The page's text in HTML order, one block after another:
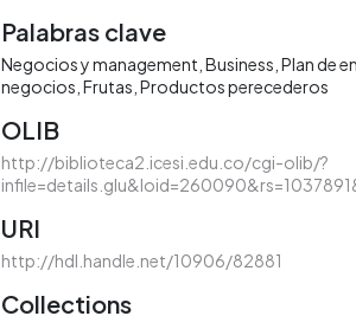
Palabras clave
Negocios y management Business Plan de
negocios Frutas Productos perecederos
OLIB
http://biblioteca2.icesi.edu.co/cgi-olib/?
URI
http://hdl.handle.net/10906/82881
Collections